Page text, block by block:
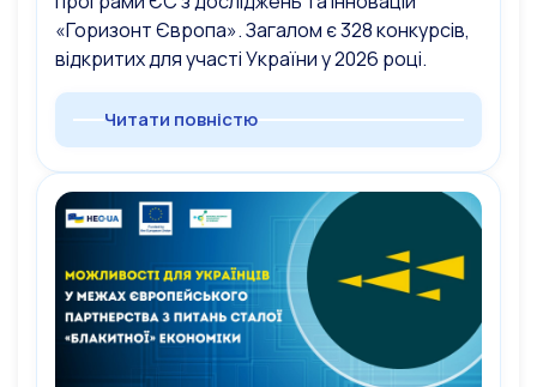
«Горизонт Європа». Загалом є 328 конкурсів,
відкритих для участі України у 2026 році.
Читати повністю